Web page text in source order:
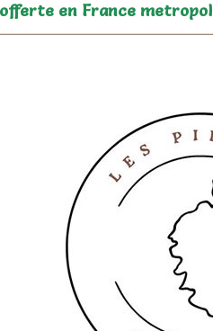
en France